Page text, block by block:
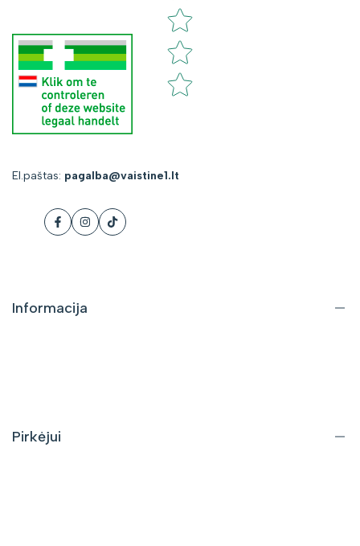
El.paštas: pagalba@vaistine1.lt
Facebook
Instagram
Tiktok
Informacija
Pirkėjui